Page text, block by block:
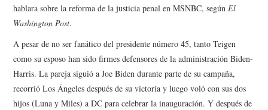
hablara sobre la reforma de la justicia penal en MSNBC, segúnEl
Washington Post.
A pesar de no ser fanático del presidente número 45, tanto Teigen
como su esposo han sido firmes defensores de la administración Biden-
Harris. La pareja siguió a Joe Biden durante parte de su campaña,
recorrió Los Ángeles después de su victoria y luego voló con sus dos
hijos (Luna y Miles) a DC para celebrar la inauguración. Y después de